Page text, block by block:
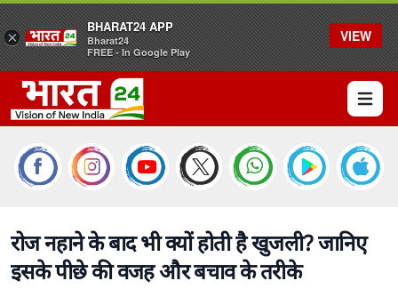
Open
रोज नहाने के बाद भी क्यों होती है खुजली? जानिए
इसके पीछे की वजह और बचाव के तरीके
×
BHARAT24 APP
Bharat24
FREE - In Google Play
VIEW